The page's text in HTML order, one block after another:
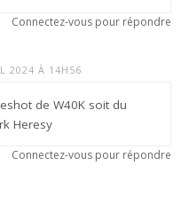
Connectez-vous pour répondre
2024 À 14H56
de W40K soit du
Heresy
Connectez-vous pour répondre